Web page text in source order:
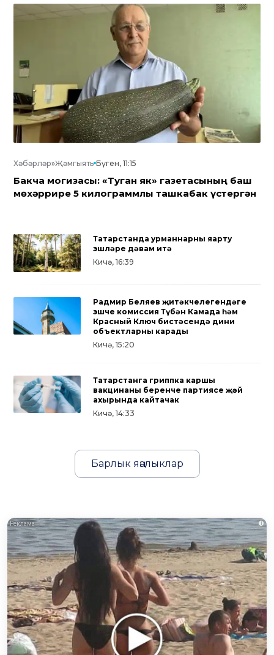
Хәбәрләр»Җәмгыять Бүген, 11:15
Бакча могҗизасы: «Туган як» газетасының баш
мөхәррире 5 килограммлы ташкабак үстергән
Татарстанда урманнарны яңарту
эшләре дәвам итә
Кичә, 16:39
Радмир Беляев җитәкчелегендәге
эшче комиссия Түбән Камада һәм
Красный Ключ бистәсендә дини
объектларны карады
Кичә, 15:20
Татарстанга гриппка каршы
вакцинаның беренче партиясе җәй
ахырында кайтачак
Кичә, 14:33
Барлык яңалыклар
i